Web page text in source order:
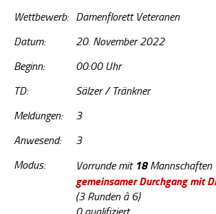
Wettbewerb: Damenflorett Veteranen
Datum:
20. November 2022
Beginn:
00:00 Uhr
TD:
Sälzer / Tränkner
Meldungen:
3
Anwesend:
3
Modus:
Vorrunde mit 18Mannschaften
gemeinsamer Durchgang mit
(3 Runden à 6)